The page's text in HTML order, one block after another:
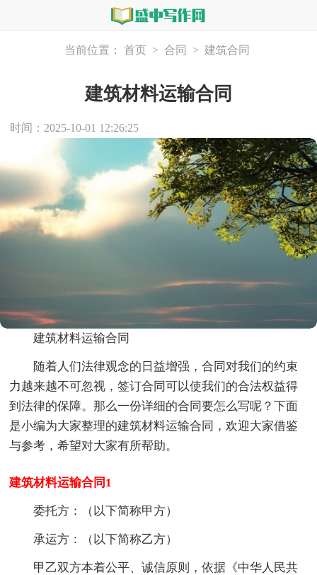
当前位置： 首页 > 合同 > 建筑合同
建筑材料运输合同
时间：2025-10-01 12:26:25
建筑材料运输合同
随着人们法律观念的日益增强，合同对我们的约束
力越来越不可忽视，签订合同可以使我们的合法权益得
到法律的保障。那么一份详细的合同要怎么写呢？下面
是小编为大家整理的建筑材料运输合同，欢迎大家借鉴
与参考，希望对大家有所帮助。
建筑材料运输合同1
委托方：（以下简称甲方）
承运方：（以下简称乙方）
甲乙双方本着公平、诚信原则，依据《中华人民共